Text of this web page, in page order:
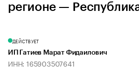
регионе —
ДЕЙСТВУЕТ
ИП Гатиев Марат Фидаилович
ИНН: 165903507641